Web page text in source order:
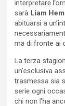
interpretare
sarà Liam
abituarsi a
ma di fronte ai
La terza
un’esclusiva
trasmessa sia
serie ogni
chi non l’ha